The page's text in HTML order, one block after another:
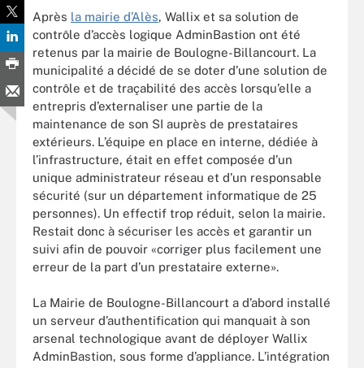
Après la mairie d’Alès, Wallix et sa solution de
contrôle d’accès logique AdminBastion ont été
retenus par la mairie de Boulogne-Billancourt. La
municipalité a décidé de se doter d’une solution de
contrôle et de traçabilité des accès lorsqu’elle a
entrepris d’externaliser une partie de la
maintenance de son SI auprès de prestataires
extérieurs. L’équipe en place en interne, dédiée à
l’infrastructure, était en effet composée d’un
unique administrateur réseau et d’un responsable
sécurité (sur un département informatique de 25
personnes). Un effectif trop réduit, selon la mairie.
Restait donc à sécuriser les accès et garantir un
suivi afin de pouvoir «corriger plus facilement une
erreur de la part d’un prestataire externe».
La Mairie de Boulogne-Billancourt a d’abord installé
un serveur d’authentification qui manquait à son
arsenal technologique avant de déployer Wallix
AdminBastion, sous forme d’appliance. L’intégration